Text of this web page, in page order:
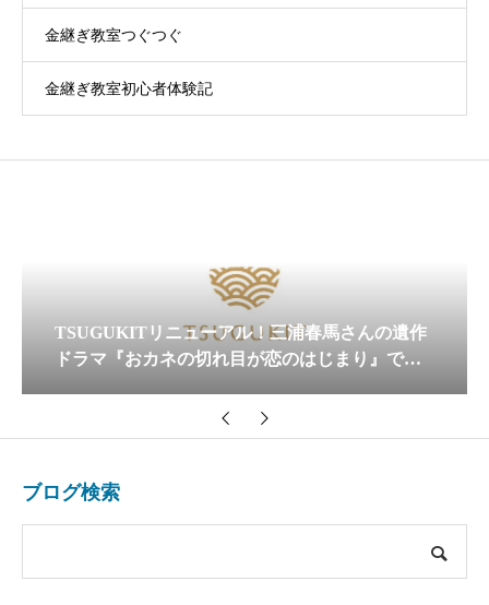
金継ぎ教室つぐつぐ
金継ぎ教室初心者体験記
【金継ぎ教室 初心者の体験実録】友達の欠けた
マグカップを修理してあげたら大喜び
ブログ検索